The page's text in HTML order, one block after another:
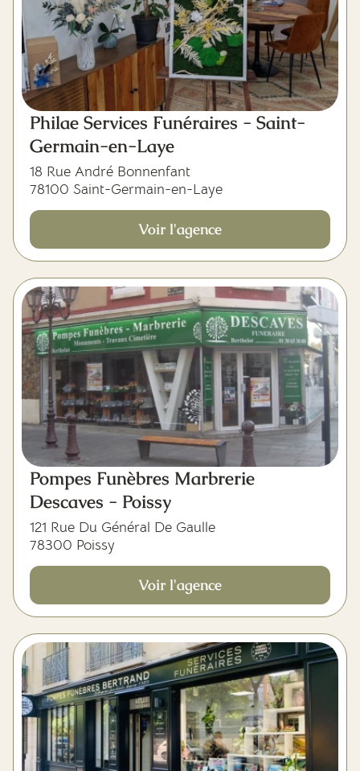
Philae Services Funéraires - Saint-
Germain-en-Laye
18 Rue André Bonnenfant
78100 Saint-Germain-en-Laye
Voir l'agence
Pompes Funèbres Marbrerie
Descaves - Poissy
121 Rue Du Général De Gaulle
78300 Poissy
Voir l'agence